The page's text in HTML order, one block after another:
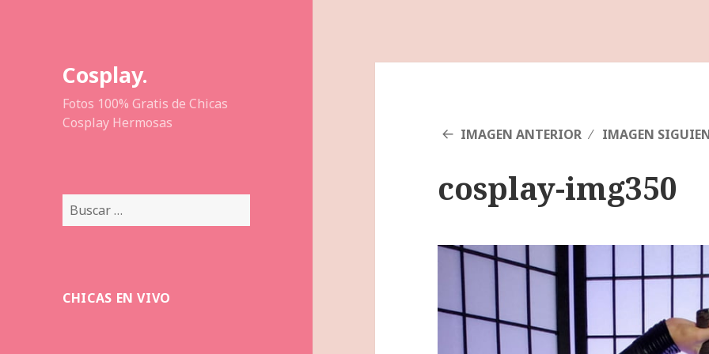
Cosplay.
Fotos 100% Gratis de Chicas
Cosplay Hermosas
Buscar:
CHICAS EN VIVO
IMAGEN ANTERIOR IMAGEN
cosplay-img350